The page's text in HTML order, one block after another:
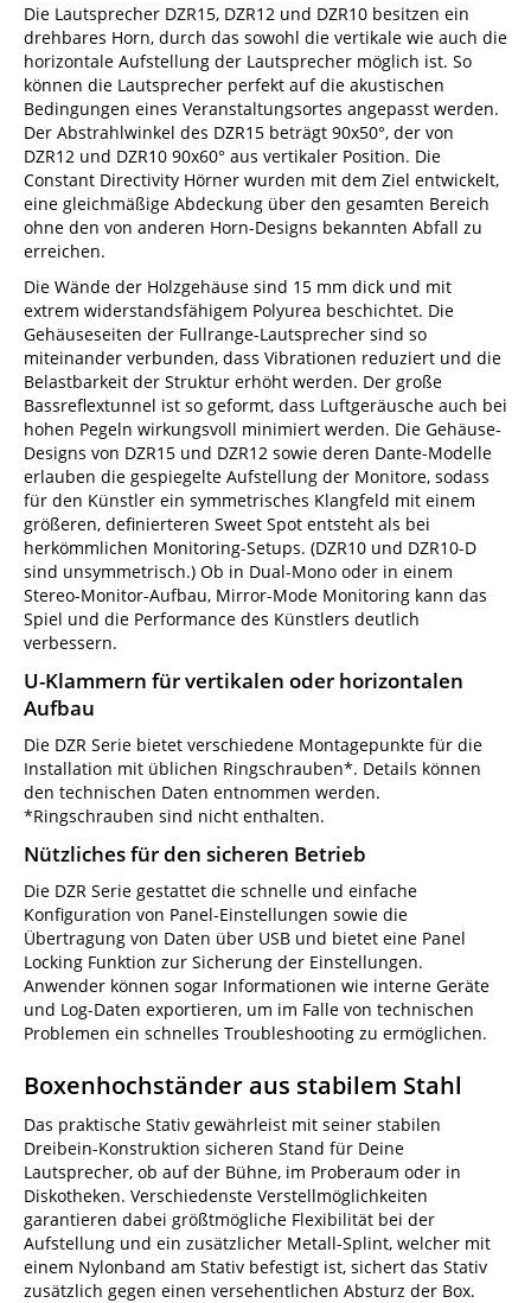
Die Lautsprecher DZR15, DZR12 und DZR10 besitzen ein
drehbares Horn, durch das sowohl die vertikale wie auch die
horizontale Aufstellung der Lautsprecher möglich ist. So
können die Lautsprecher perfekt auf die akustischen
Bedingungen eines Veranstaltungsortes angepasst werden.
Der Abstrahlwinkel des DZR15 beträgt 90x50°, der von
DZR12 und DZR10 90x60° aus vertikaler Position. Die
Constant Directivity Hörner wurden mit dem Ziel entwickelt,
eine gleichmäßige Abdeckung über den gesamten Bereich
ohne den von anderen Horn-Designs bekannten Abfall zu
erreichen.
Die Wände der Holzgehäuse sind 15 mm dick und mit
extrem widerstandsfähigem Polyurea beschichtet. Die
Gehäuseseiten der Fullrange-Lautsprecher sind so
miteinander verbunden, dass Vibrationen reduziert und die
Belastbarkeit der Struktur erhöht werden. Der große
Bassreflextunnel ist so geformt, dass Luftgeräusche auch bei
hohen Pegeln wirkungsvoll minimiert werden. Die Gehäuse-
Designs von DZR15 und DZR12 sowie deren Dante-Modelle
erlauben die gespiegelte Aufstellung der Monitore, sodass
für den Künstler ein symmetrisches Klangfeld mit einem
größeren, definierteren Sweet Spot entsteht als bei
herkömmlichen Monitoring-Setups. (DZR10 und DZR10-D
sind unsymmetrisch.) Ob in Dual-Mono oder in einem
Stereo-Monitor-Aufbau, Mirror-Mode Monitoring kann das
Spiel und die Performance des Künstlers deutlich
verbessern.
U-Klammern für vertikalen oder horizontalen
Aufbau
Die DZR Serie bietet verschiedene Montagepunkte für die
Installation mit üblichen Ringschrauben*. Details können
den technischen Daten entnommen werden.
*Ringschrauben sind nicht enthalten.
Nützliches für den sicheren Betrieb
Die DZR Serie gestattet die schnelle und einfache
Konfiguration von Panel-Einstellungen sowie die
Übertragung von Daten über USB und bietet eine Panel
Locking Funktion zur Sicherung der Einstellungen.
Anwender können sogar Informationen wie interne Geräte
und Log-Daten exportieren, um im Falle von technischen
Problemen ein schnelles Troubleshooting zu ermöglichen.
Boxenhochständer aus stabilem Stahl
Das praktische Stativ gewährleist mit seiner stabilen
Dreibein-Konstruktion sicheren Stand für Deine
Lautsprecher, ob auf der Bühne, im Proberaum oder in
Diskotheken. Verschiedenste Verstellmöglichkeiten
garantieren dabei größtmögliche Flexibilität bei der
Aufstellung und ein zusätzlicher Metall-Splint, welcher mit
einem Nylonband am Stativ befestigt ist, sichert das Stativ
zusätzlich gegen einen versehentlichen Absturz der Box.